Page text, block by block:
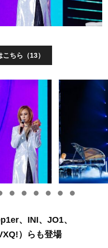
ちら（13）
、INI、JO1、
）らも登場